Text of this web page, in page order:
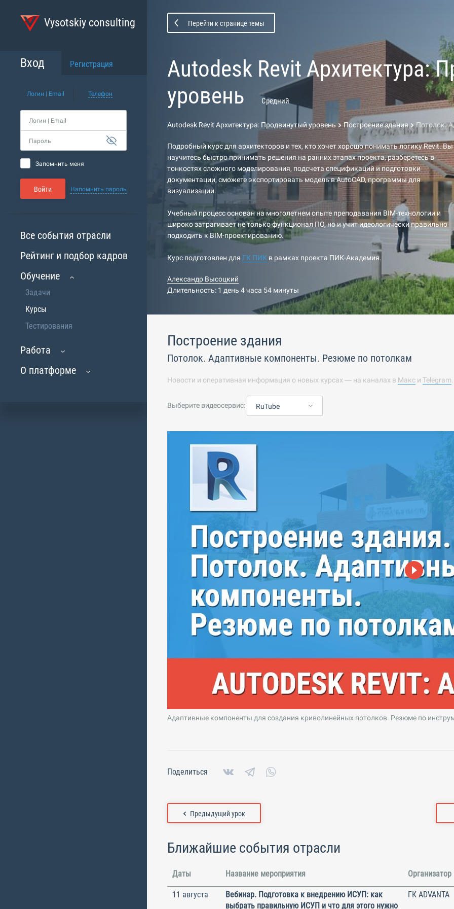
Vysotskiy consulting
Вход Регистрация
Логин | Email Телефон
Логин | Email
Пароль
Запомнить меня
Войти Напомнить пароль
Все события отрасли
Рейтинг и подбор кадров
Обучение
Задачи
Курсы
Тестирования
Работа
О платформе
Перейти к странице темы
Autodesk Revit Архитектура:
уровень
Средний
Autodesk Revit Архитектура: Продвинутый уровень Построение здания Потолок.
Подробный курс для архитекторов и тех, кто хочет хорошо понимать логику Revit. Вы
научитесь быстро принимать решения на ранних этапах проекта, разберетесь в
тонкостях сложного моделирования, подсчета спецификаций и подготовки
документации, сможете экспортировать модель в AutoCAD, программы для
визуализации.
Учебный процесс основан на многолетнем опыте преподавания BIM-технологии и
широко затрагивает не только функционал ПО, но и учит идеологически правильно
подходить к BIM-проектированию.
Курс подготовлен для ГК ПИК в рамках проекта ПИК-Академия.
Александр Высоцкий
Длительность: 1 день 4 часа 54 минуты
Построение здания
Потолок. Адаптивные компоненты. Резюме по потолкам
Новости и оперативная информация о новых курсах — на каналах в Макс и Telegram
Выберите видеосервис: RuTube
Адаптивные компоненты для создания криволинейных потолков. Резюме по
Поделиться
Предыдущий урок
Ближайшие события отрасли
Даты Название мероприятия Организатор
11 августа
Вебинар. Подготовка к внедрению ИСУП: как
выбрать правильную ИСУП и что для этого нужно
ГК ADVANTA